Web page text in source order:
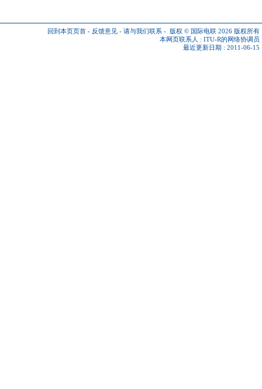
回到本页页首 - 反馈意见 - 请与我们联系 - 版权 © 国际电联 2026 版权所有
本网页联系人 : ITU-R的网络协调员
最近更新日期 : 2011-06-15